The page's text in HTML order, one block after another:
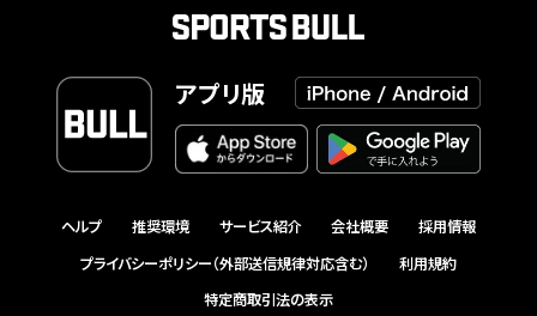
アプリ版
ヘルプ 推奨環境 サービス紹介 会社概要
採用情報
プライバシーポリシー（外部送信規律対応含む）
利用規約
特定商取引法の表示